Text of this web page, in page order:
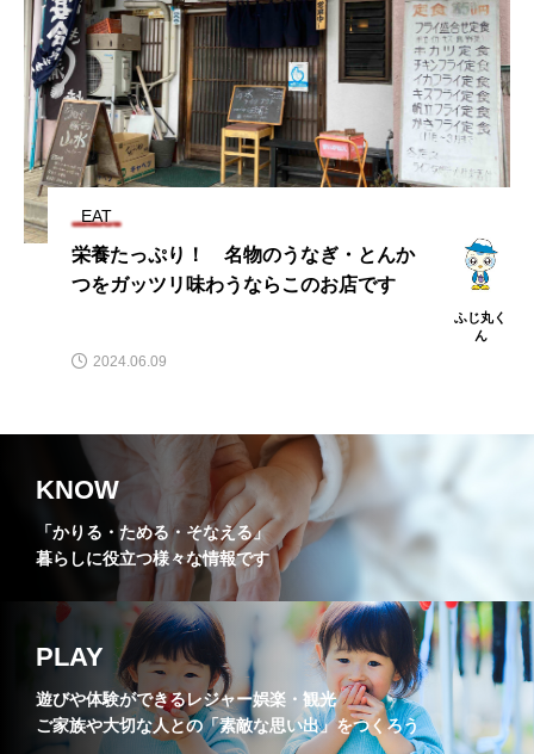
EAT
栄養たっぷり！ 名物のうなぎ・とんか
つをガッツリ味わうならこのお店です
ふじ丸く
ん
2024.06.09
KNOW
「かりる・ためる・そなえる」
暮らしに役立つ様々な情報です
PLAY
遊びや体験ができるレジャー娯楽・観光
ご家族や大切な人との「素敵な思い出」をつくろう